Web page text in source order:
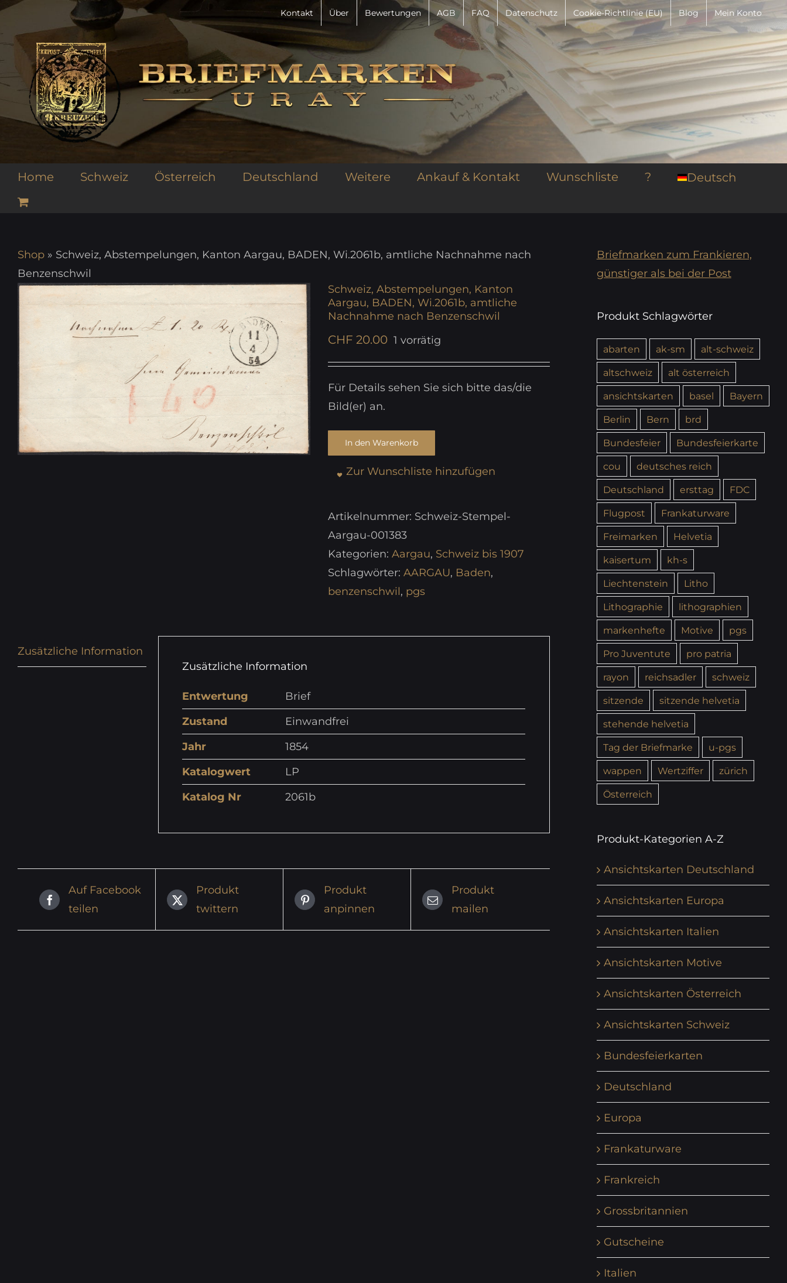
Zum
springen
Kontakt Über Bewertungen AGB FAQ Datenschutz Cookie-Richtlinie (EU) Blog Mein Konto
Home Schweiz Österreich Deutschland Weitere Ankauf & Kontakt Wunschliste ? Deutsch
Shop » Schweiz, Abstempelungen, Kanton Aargau, BADEN, Wi.2061b, amtliche Nachnahme nach
Benzenschwil
Schweiz, Abstempelungen, Kanton
Aargau, BADEN, Wi.2061b, amtliche
Nachnahme nach Benzenschwil
CHF 20.00 1 vorrätig
Für Details sehen Sie sich bitte das/die
Bild(er) an.
In den Warenkorb
Zur Wunschliste hinzufügen
Artikelnummer: Schweiz-Stempel-
Aargau-001383
Kategorien: Aargau, Schweiz bis 1907
Schlagwörter: AARGAU, Baden,
benzenschwil, pgs
Zusätzliche Information
Zusätzliche Information
Entwertung
Brief
Zustand
Einwandfrei
Jahr
1854
Katalogwert
LP
Katalog Nr
2061b
Auf Facebook
teilen
Produkt
twittern
Produkt
anpinnen
Produkt
mailen
Briefmarken zum Frankieren,
günstiger als bei der Post
Produkt Schlagwörter
abarten ak-sm
alt-schweiz
altschweiz
alt österreich
ansichtskarten
basel
Bayern
Berlin
Bern
brd
Bundesfeier
Bundesfeierkarte
cou
deutsches reich
Deutschland
ersttag
FDC
Flugpost
Frankaturware
Freimarken
Helvetia
kaisertum
kh-s
Liechtenstein
Litho
Lithographie
lithographien
markenhefte
Motive
pgs
Pro Juventute
pro patria
rayon
reichsadler
schweiz
sitzende
sitzende helvetia
stehende helvetia
Tag der Briefmarke
u-pgs
wappen
Wertziffer
zürich
Österreich
Produkt-Kategorien A-Z
Ansichtskarten Deutschland
Ansichtskarten Europa
Ansichtskarten Italien
Ansichtskarten Motive
Ansichtskarten Österreich
Ansichtskarten Schweiz
Bundesfeierkarten
Deutschland
Europa
Frankaturware
Frankreich
Grossbritannien
Gutscheine
Italien